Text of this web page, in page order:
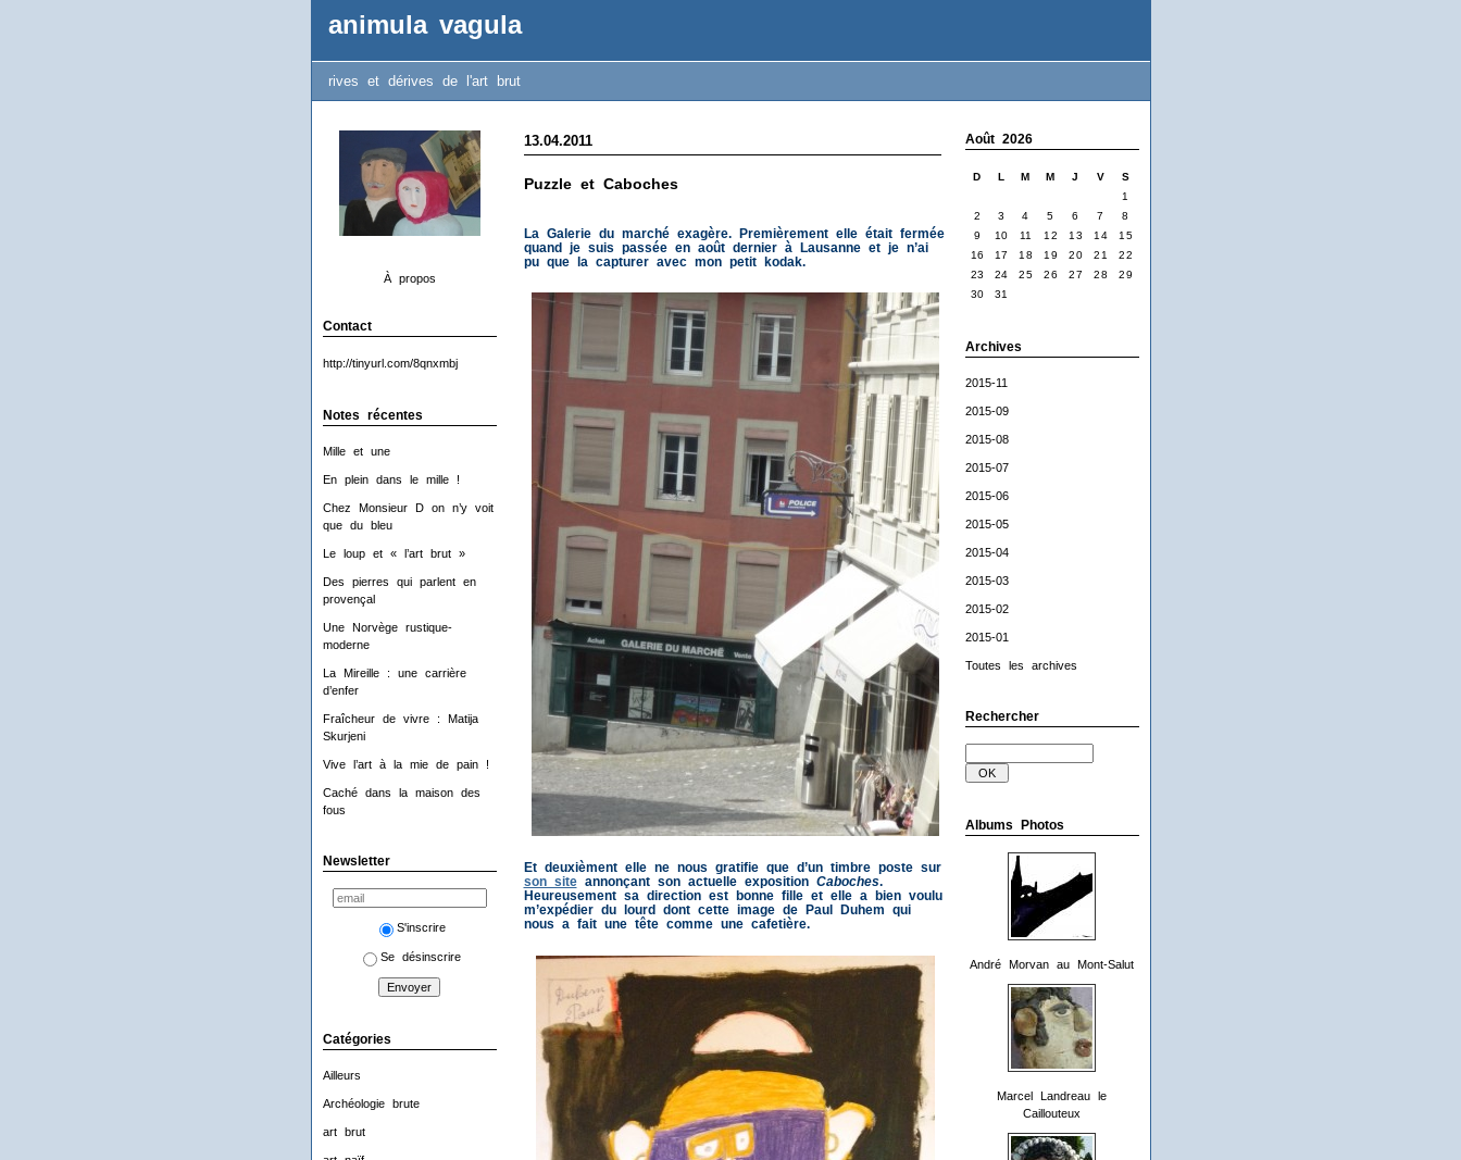
animula vagula
rives et dérives de l'art brut
À propos
Contact
http://tinyurl.com/8qnxmbj
Notes récentes
Mille et une
En plein dans le mille !
Chez Monsieur D on n’y voit
que du bleu
Le loup et « l’art brut »
Des pierres qui parlent en
provençal
Une Norvège rustique-
moderne
La Mireille : une carrière
d’enfer
Fraîcheur de vivre : Matija
Skurjeni
Vive l’art à la mie de pain !
Caché dans la maison des
fous
Newsletter
S'inscrire
Se désinscrire
Catégories
Ailleurs
Archéologie brute
art brut
Août 2026
D L M M J V
S
1
2
3 4 5 6 7
8
9
10 11 12 13 14
15
16
17 18 19 20 21
22
23
24 25 26 27 28
29
30
31
Archives
2015-11
2015-09
2015-08
2015-07
2015-06
2015-05
2015-04
2015-03
2015-02
2015-01
Toutes les archives
Rechercher
Albums Photos
André Morvan au Mont-Salut
Marcel Landreau le
Caillouteux
13.04.2011
Puzzle et Caboches
La Galerie du marché exagère. Premièrement elle était fermée
quand je suis passée en août dernier à Lausanne et je n’ai
pu que la capturer avec mon petit kodak.
Et deuxièment elle ne nous gratifie que d’un timbre poste sur
son siteannonçant son actuelle exposition Caboches.
Heureusement sa direction est bonne fille et elle a bien voulu
m’expédier du lourd dont cette image de Paul Duhem qui
nous a fait une tête comme une cafetière.